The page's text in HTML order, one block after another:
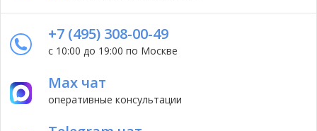
+7 (495) 308-00-49
с 10:00 до 19:00 по Москве
Max чат
оперативные консультации